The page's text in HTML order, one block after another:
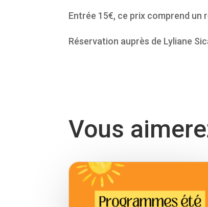
Entrée 15€, ce prix comprend un
Réservation auprès de Lyliane
Vous